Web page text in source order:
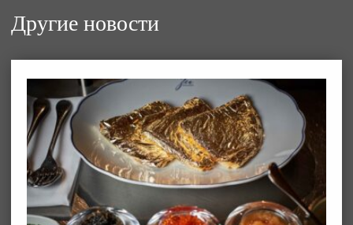
Другие новости